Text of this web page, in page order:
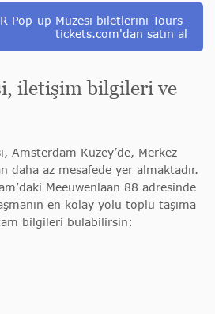
Pop-up Müzesi biletlerini Tours-
tickets.com'dan satın al
iletişim bilgileri ve
Amsterdam Kuzey’de, Merkez
daha az mesafede yer almaktadır.
Meeuwenlaan 88 adresinde
en kolay yolu toplu taşıma
bilgileri bulabilirsin: